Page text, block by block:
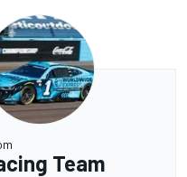
Team